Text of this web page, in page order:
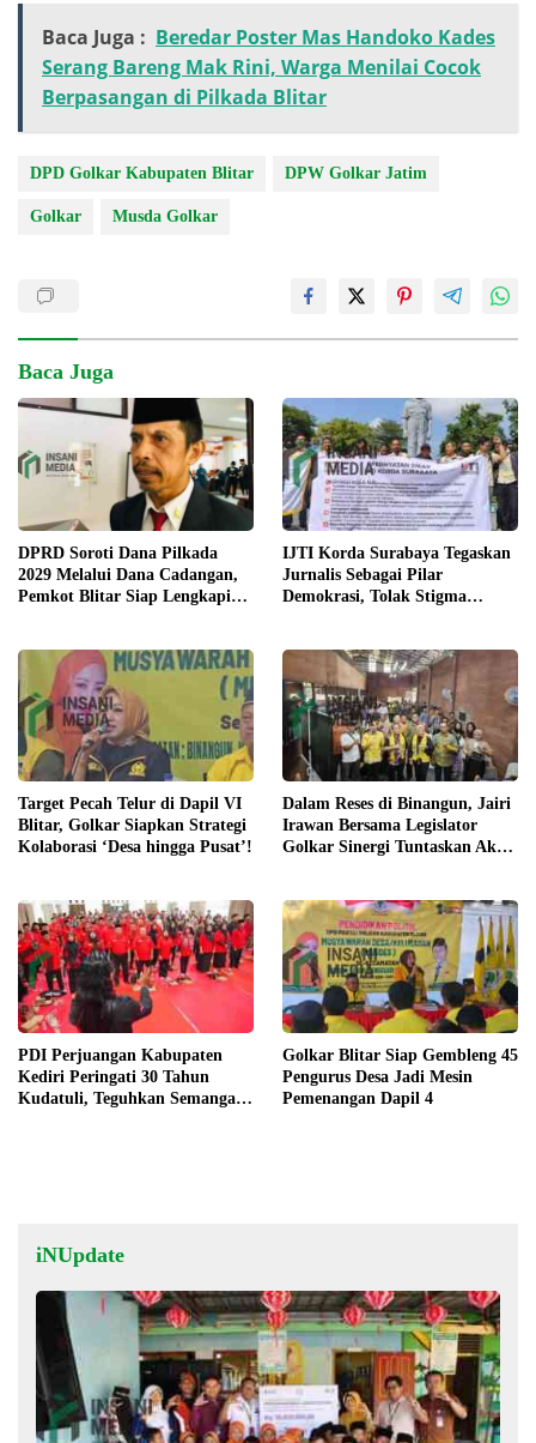
Baca Juga : Beredar Poster Mas Handoko Kades
Serang Bareng Mak Rini, Warga Menilai Cocok
Berpasangan di Pilkada Blitar
DPD Golkar Kabupaten Blitar DPW Golkar Jatim
Golkar Musda Golkar
Baca Juga
DPRD Soroti Dana Pilkada
2029 Melalui Dana Cadangan,
Pemkot Blitar Siap Lengkapi
IJTI Korda Surabaya Tegaskan
Jurnalis Sebagai Pilar
Demokrasi, Tolak Stigma
Target Pecah Telur di Dapil VI
Blitar, Golkar Siapkan Strategi
Kolaborasi ‘Desa hingga Pusat’!
Dalam Reses di Binangun, Jairi
Irawan Bersama Legislator
Golkar Sinergi Tuntaskan Akses
PDI Perjuangan Kabupaten
Kediri Peringati 30 Tahun
Kudatuli, Teguhkan Semangat
Golkar Blitar Siap Gembleng 45
Pengurus Desa Jadi Mesin
Pemenangan Dapil 4
iNUpdate